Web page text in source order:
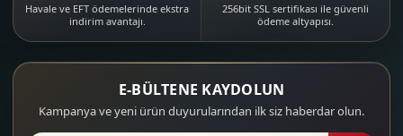
Havale ve EFT ödemelerinde ekstra
indirim avantajı.
256bit SSL sertifikası ile güvenli
ödeme altyapısı.
E-BÜLTENE KAYDOLUN
Kampanya ve yeni ürün duyurularından ilk siz haberdar olun.